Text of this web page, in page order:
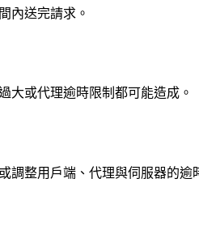
內送完請求。
大或代理逾時限制都可能造成。
調整用戶端、代理與伺服器的逾